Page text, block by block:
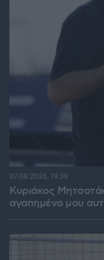
Κυριάκος
αγαπημένο μου
07.08.2026, 19:39